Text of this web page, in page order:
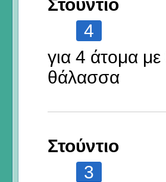
Στούντιο
4
για 4 άτομα
θάλασσα
Στούντιο
3